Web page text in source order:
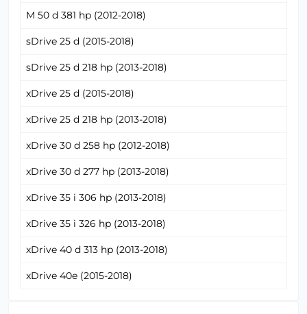
M 50 d 381 hp (2012-2018)
sDrive 25 d (2015-2018)
sDrive 25 d 218 hp (2013-2018)
xDrive 25 d (2015-2018)
xDrive 25 d 218 hp (2013-2018)
xDrive 30 d 258 hp (2012-2018)
xDrive 30 d 277 hp (2013-2018)
xDrive 35 i 306 hp (2013-2018)
xDrive 35 i 326 hp (2013-2018)
xDrive 40 d 313 hp (2013-2018)
xDrive 40e (2015-2018)